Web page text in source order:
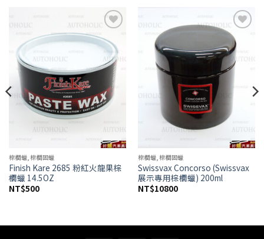
Add to
wishlist
棕櫚蠟,棕櫚固蠟
Finish Kare 2685 粉紅火龍果棕
櫚蠟 14.5OZ
NT$500
Add to
wishlist
棕櫚蠟,棕櫚固蠟
Swissvax Concorso (Swissvax
展示專用棕櫚蠟) 200ml
NT$10800